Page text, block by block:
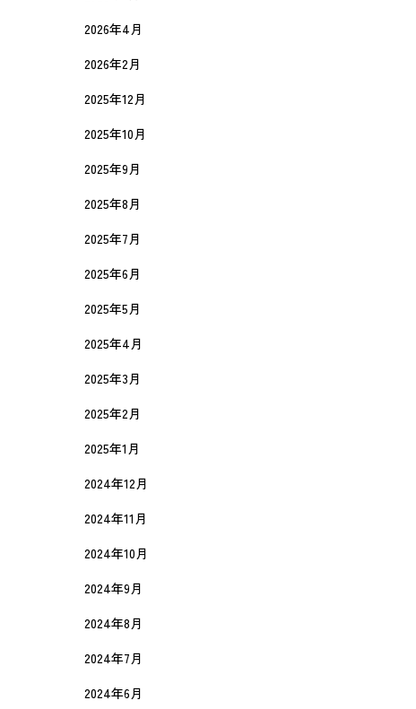
2026年4月
2026年2月
2025年12月
2025年10月
2025年9月
2025年8月
2025年7月
2025年6月
2025年5月
2025年4月
2025年3月
2025年2月
2025年1月
2024年12月
2024年11月
2024年10月
2024年9月
2024年8月
2024年7月
2024年6月